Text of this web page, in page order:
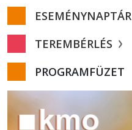
ESEMÉNYNAPTÁR
TEREMBÉRLÉS
PROGRAMFÜZET